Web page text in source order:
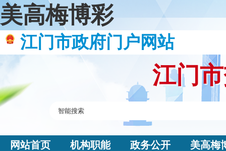
美高梅博彩
江门市政府门户网站
江门
网站首页 机构职能 政务公开 美高梅